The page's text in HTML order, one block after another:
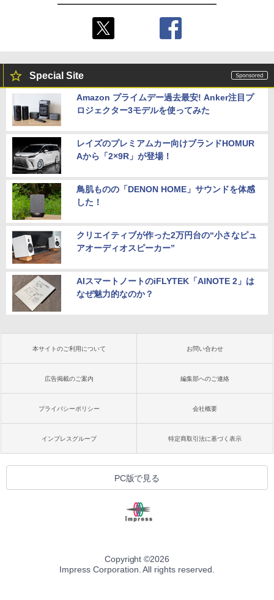
Special Site
Amazon プライムデー過去最安! Anker注目プ
ロジェクター3モデルを使ってみた
レイズのプレミアムカー向けブランドHOMUR
Aから「2×9R」が登場！
鳥肌ものの「DENON HOME」サウンドを体感
した！
クリエイティブが作った2万円台の“小さなピュ
アオーディオスピーカー”
AIスマートノートのiFLYTEK「AINOTE 2」は
なぜ魅力的なのか？
本サイトのご利用について お問い合わせ
広告掲載のご案内 編集部へのご連絡
プライバシーポリシー 会社概要
インプレスグループ 特定商取引法に基づく表示
PC版で見る
Copyright ©2026
Impress Corporation. All rights reserved.